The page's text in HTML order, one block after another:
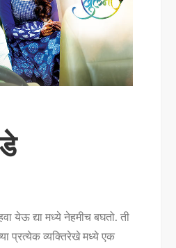
येऊ द्या मध्ये नेहमीच बघतो. ती
प्रत्येक व्यक्तिरेखे मध्ये एक